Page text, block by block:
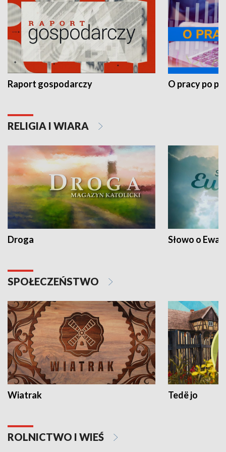
Raport gospodarczy O pracy po
RELIGIA I WIARA
Droga Słowo o
SPOŁECZEŃSTWO
Wiatrak Tedë jo
ROLNICTWO I WIEŚ